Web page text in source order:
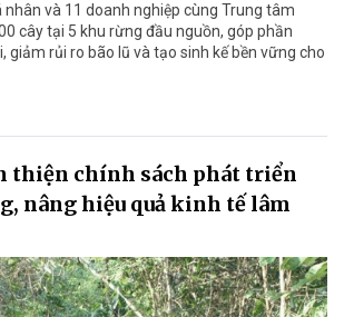
nhân và 11 doanh nghiệp cùng Trung tâm
cây tại 5 khu rừng đầu nguồn, góp phần
giảm rủi ro bão lũ và tạo sinh kế bền vững cho
thiện chính sách phát triển
nâng hiệu quả kinh tế lâm